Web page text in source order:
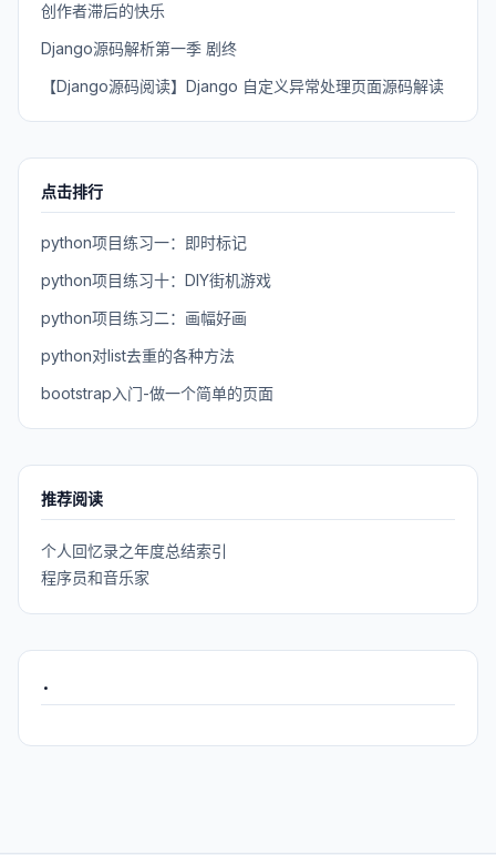
创作者滞后的快乐
Django源码解析第一季 剧终
【Django源码阅读】Django 自定义异常处理页面源码解读
点击排行
python项目练习一：即时标记
python项目练习十：DIY街机游戏
python项目练习二：画幅好画
python对list去重的各种方法
bootstrap入门-做一个简单的页面
推荐阅读
个人回忆录之年度总结索引
程序员和音乐家
.